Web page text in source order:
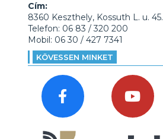
Cím:
8360 Keszthely, Kossuth L. u. 45.
Telefon: 06 83 / 320 200
Mobil: 06 30 / 427 7341
KÖVESSEN MINKET